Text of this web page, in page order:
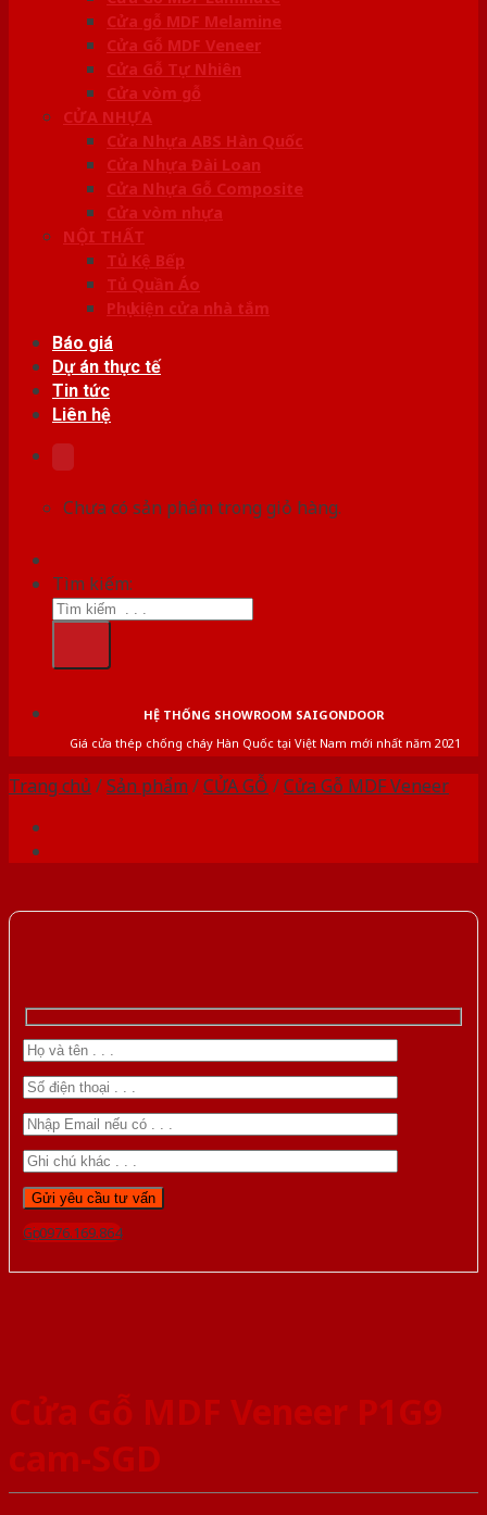
Cửa gỗ MDF Melamine
Cửa Gỗ MDF Veneer
Cửa Gỗ Tự Nhiên
Cửa vòm gỗ
CỬA NHỰA
Cửa Nhựa ABS Hàn Quốc
Cửa Nhựa Đài Loan
Cửa Nhựa Gỗ Composite
Cửa vòm nhựa
NỘI THẤT
Tủ Kệ Bếp
Tủ Quần Áo
Phụ kiện cửa nhà tắm
Báo giá
Dự án thực tế
Tin tức
Liên hệ
Chưa có sản phẩm trong giỏ hàng.
Tìm kiếm:
HỆ THỐNG SHOWROOM SAIGONDOOR
Giá cửa thép chống cháy Hàn Quốc tại Việt Nam mới nhất năm 2021
Trang chủ /Sản phẩm /CỬA GỖ /Cửa Gỗ MDF Veneer
Gọi 0976.169.864
Cửa Gỗ MDF Veneer P1G9
cam-SGD